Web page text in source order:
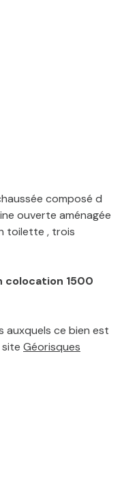
composé d
ouverte aménagée
toilette , trois
colocation 1500
auxquels ce bien est
Géorisques